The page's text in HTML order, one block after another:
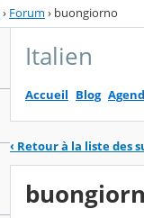
› Forum › buongiorno
Italien
Accueil Blog
‹ Retour à la liste des